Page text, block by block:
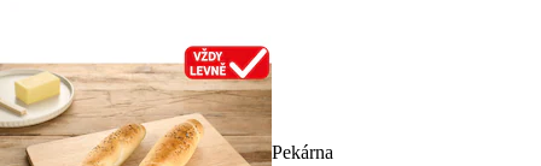
Pekárna